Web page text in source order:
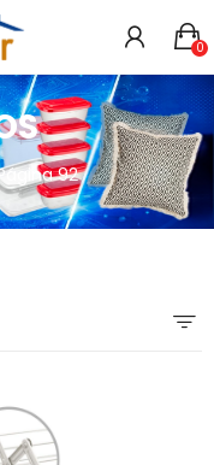
and mobile -
and track assets. 0
92